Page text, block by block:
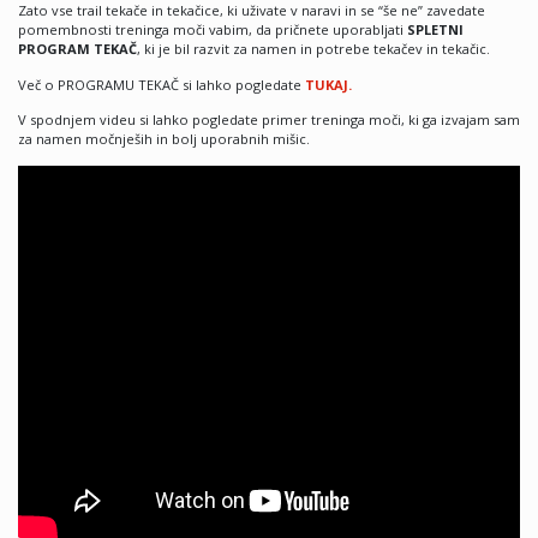
Zato vse trail tekače in tekačice, ki uživate v naravi in se “še ne” zavedate
pomembnosti treninga moči vabim, da pričnete uporabljati SPLETNI
PROGRAM TEKAČ, ki je bil razvit za namen in potrebe tekačev in tekačic.
Več o PROGRAMU TEKAČ si lahko pogledate TUKAJ.
V spodnjem videu si lahko pogledate primer treninga moči, ki ga izvajam sam
za namen močnješih in bolj uporabnih mišic.